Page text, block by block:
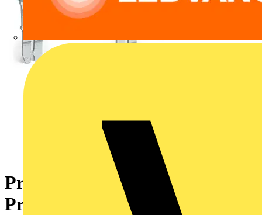
Prüfadapter,8,3 mm breit,für
Prüfstecker Ø 4 mm,grau